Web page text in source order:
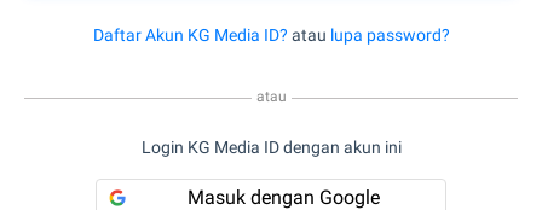
Daftar Akun KG Media ID? atau lupa password?
atau
Login KG Media ID dengan akun ini
Masuk dengan Google